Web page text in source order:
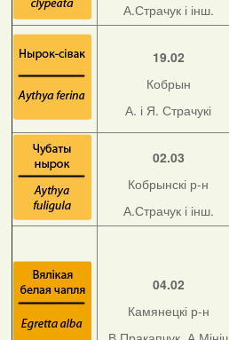
А.Страчук і інш.
19.02
Кобрын
А. і Я. Страчукі
02.03
Кобрынскі р-н
А.Страчук і інш.
04.02
Камянецкі р-н